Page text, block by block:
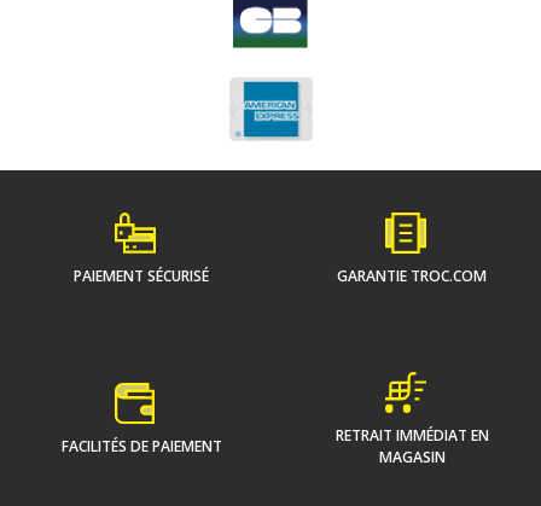
PAIEMENT SÉCURISÉ GARANTIE TROC.COM
FACILITÉS DE PAIEMENT
RETRAIT IMMÉDIAT EN
MAGASIN